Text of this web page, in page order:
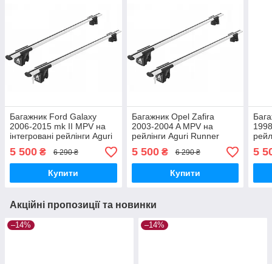
Багажник Ford Galaxy
2006-2015 mk II MPV на
інтегровані рейлінги Aguri
5 500 ₴ 6 290 ₴
Купити
Багажник Opel Zafira
2003-2004 A MPV на
рейлінги Aguri Runner
5 500₴ 6 290 ₴
Купити
5
Акційні пропозиції та новинки
–14% –14%